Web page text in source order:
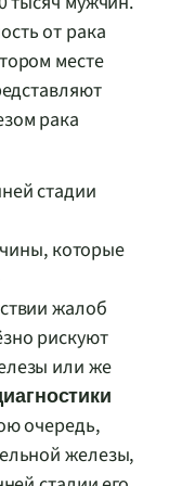
от рака
месте
рака
стадии
которые
жалоб
рискуют
или же
очередь,
железы,